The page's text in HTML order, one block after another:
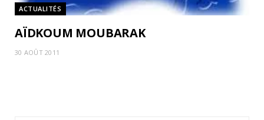
ACTUALITÉS
AÏDKOUM MOUBARAK
30 AOÛT 2011